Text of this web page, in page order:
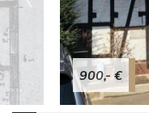
900,- €